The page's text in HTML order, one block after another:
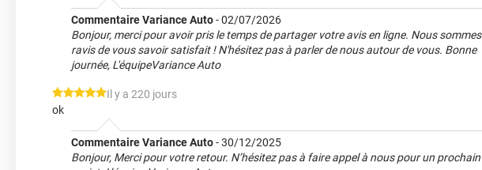
Commentaire Variance Auto-02/07/2026
Bonjour, merci pour avoir pris le temps de partager votre avis en ligne. Nous sommes
ravis de vous savoir satisfait ! N'hésitez pas à parler de nous autour de vous. Bonne
journée, L'équipeVariance Auto
*****
Il y a 220 jours
ok
Commentaire Variance Auto-30/12/2025
Bonjour, Merci pour votre retour. N’hésitez pas à faire appel à nous pour un prochain